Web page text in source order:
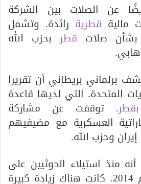
عن الصلات بين الشركة
مالية قطرية رائدة. وتشمل
بشأن صلات قطر بحزب الله
برلماني بريطاني أن تقريرا
المتحدة. التي لديها قاعدة
بقطر. توقفت عن مشاركة
العسكرية مع مضيفيهم
وحزب الله.
منذ استيلاء الحوثيين على
أجزاء من اليمن عام 2014. كانت هناك زيادة كبيرة